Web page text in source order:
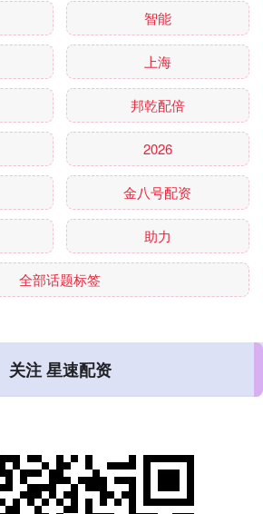
智能
上海
邦乾配倍
2026
金八号配资
助力
全部话题标签
关注 星速配资